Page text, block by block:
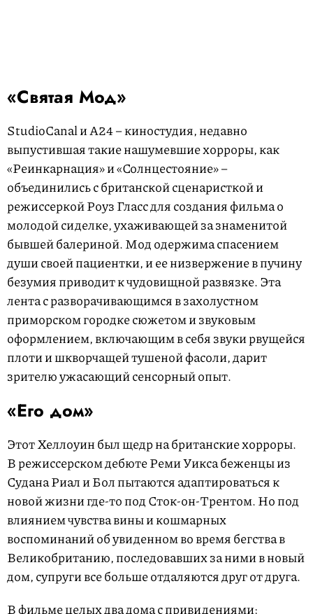
«Святая Мод»
StudioCanal и A24 – киностудия, недавно
выпустившая такие нашумевшие хорроры, как
«Реинкарнация» и «Солнцестояние» –
объединились с британской сценаристкой и
режиссеркой Роуз Гласс для создания фильма о
молодой сиделке, ухаживающей за знаменитой
бывшей балериной. Мод одержима спасением
души своей пациентки, и ее низвержение в пучину
безумия приводит к чудовищной развязке. Эта
лента с разворачивающимся в захолустном
приморском городке сюжетом и звуковым
оформлением, включающим в себя звуки рвущейся
плоти и шкворчащей тушеной фасоли, дарит
зрителю ужасающий сенсорный опыт.
«Его дом»
Этот Хеллоуин был щедр на британские хорроры.
В режиссерском дебюте Реми Уикса беженцы из
Судана Риал и Бол пытаются адаптироваться к
новой жизни где-то под Сток-он-Трентом. Но под
влиянием чувства вины и кошмарных
воспоминаний об увиденном во время бегства в
Великобританию, последовавших за ними в новый
дом, супруги все больше отдаляются друг от друга.
В фильме целых два дома с привидениями: